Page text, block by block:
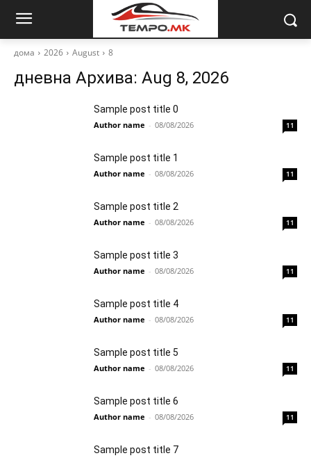
дома 2026 August 8
дневна Архива: Aug 8, 2026
Sample post title 0
Author name - 08/08/2026 11
Sample post title 1
Author name - 08/08/2026 11
Sample post title 2
Author name - 08/08/2026 11
Sample post title 3
Author name - 08/08/2026 11
Sample post title 4
Author name - 08/08/2026 11
Sample post title 5
Author name - 08/08/2026 11
Sample post title 6
Author name - 08/08/2026 11
Sample post title 7